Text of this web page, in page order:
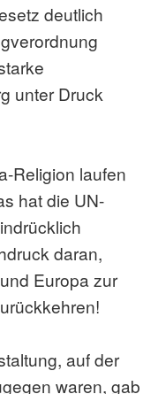
deutlich
unter Druck
Religion laufen
hat die UN-
daran,
Europa zur
auf der
waren, gab